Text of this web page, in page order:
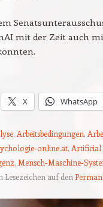
mit der Zeit auch
X WhatsApp
, Arbeitsbedingungen,
online.at, Artificial
, Mensch-Maschine-
auf den